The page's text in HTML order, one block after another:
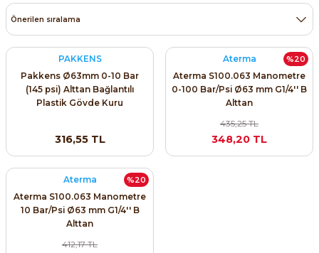
ve Transmitterleri
ACS880
Sinamics S120 Modüler Sürücü Sistemi
Sinamics S210 Servo Sürücü Sistemi
Sinamics V20 Hız Kontrol Cihazları
Ürünleri
Prizler
Klemensler
(Power Supply)
Taşıma Sistemleri - Spiral , Boru ,
SIMATIC ET200 Dağıtılmış Giriş-Çkış
SIMATIC ET200SP Open Controller
SIMATIC ExProof Panel PC'ler ve Thin
SIMATIC HMI Operatör Paneller
PAKKENS
Pakkens Ø63mm 0-10 Bar
(145 psi) Alttan Bağlantılı
Plastik Gövde Kuru
316,55 TL
%20
Aterma
Aterma S100.063 Manometre
0-100 Bar/Psi Ø63 mm G1/4'' B
Alttan
435,25 TL
348,20 TL
%20
Aterma
Aterma S100.063 Manometre
10 Bar/Psi Ø63 mm G1/4'' B
Alttan
412,17 TL